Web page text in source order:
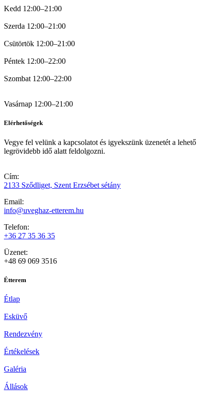
Kedd 12:00–21:00
Szerda 12:00–21:00
Csütörtök 12:00–21:00
Péntek 12:00–22:00
Szombat 12:00–22:00
Vasárnap 12:00–21:00
Elérhetőségek
Vegye fel velünk a kapcsolatot és igyekszünk üzenetét a lehető
legrövidebb idő alatt feldolgozni.
Cím:
2133 Sződliget, Szent Erzsébet sétány
Email:
info@uveghaz-etterem.hu
Telefon:
+36 27 35 36 35
Üzenet:
+48 69 069 3516
Étterem
Étlap
Esküvő
Rendezvény
Értékelések
Galéria
Állások